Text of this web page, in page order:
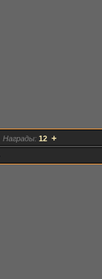
Награды: 12 +